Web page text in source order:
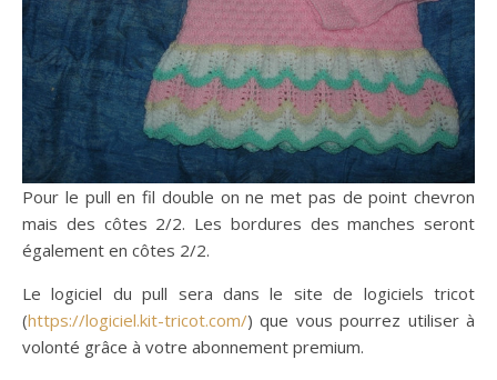
Pour le pull en fil double on ne met pas de point chevron
mais des côtes 2/2. Les bordures des manches seront
également en côtes 2/2.
Le logiciel du pull sera dans le site de logiciels tricot
(https://logiciel.kit-tricot.com/) que vous pourrez utiliser à
volonté grâce à votre abonnement premium.